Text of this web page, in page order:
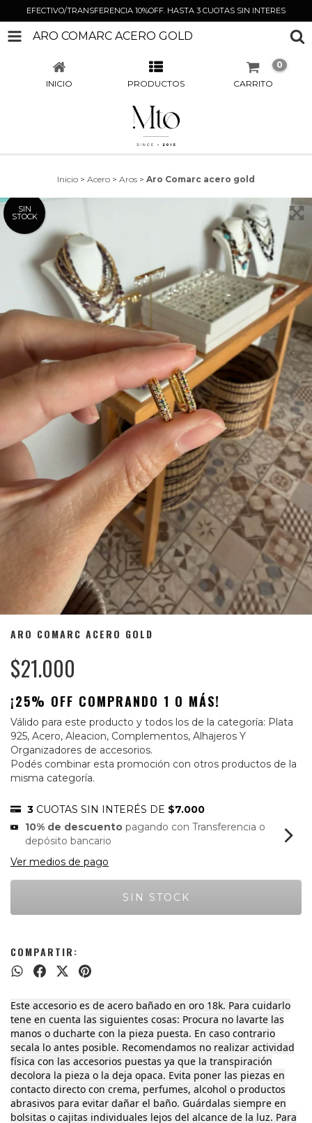
EFECTIVO/TRANSFERENCIA 10%OFF. HASTA 3 CUOTAS SIN INTERES
ARO COMARC ACERO GOLD
INICIO PRODUCTOS CARRITO
0
Inicio > Acero > Aros > Aro Comarc acero gold
SIN
STOCK
ARO COMARC ACERO GOLD
$21.000
¡25% OFF COMPRANDO 1 O MÁS!
Válido para este producto y todos los de la categoría: Plata
925, Acero, Aleacion, Complementos, Alhajeros Y
Organizadores de accesorios.
Podés combinar esta promoción con otros productos de la
misma categoría.
3 CUOTAS SIN INTERÉS DE $7.000
10% de descuento pagando con Transferencia o
depósito bancario
Ver medios de pago
COMPARTIR:
Este accesorio es de acero bañado en oro 18k. Para cuidarlo
tene en cuenta las siguientes cosas: Procura no lavarte las
manos o ducharte con la pieza puesta. En caso contrario
secala lo antes posible. Recomendamos no realizar actividad
física con las accesorios puestas ya que la transpiración
decolora la pieza o la deja opaca. Evita poner las piezas en
contacto directo con crema, perfumes, alcohol o productos
abrasivos para evitar dañar el baño. Guárdalas siempre en
bolsitas o cajitas individuales lejos del alcance de la luz. Para